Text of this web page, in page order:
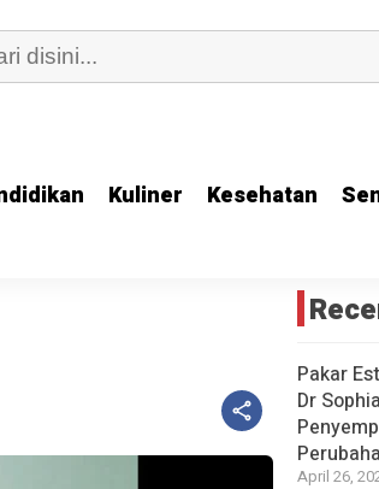
Kuliner Kesehatan
Kuliner Kesehatan
Pakar
Dr
April 26,